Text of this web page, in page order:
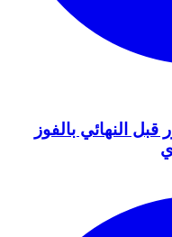
النهائي بالفوز